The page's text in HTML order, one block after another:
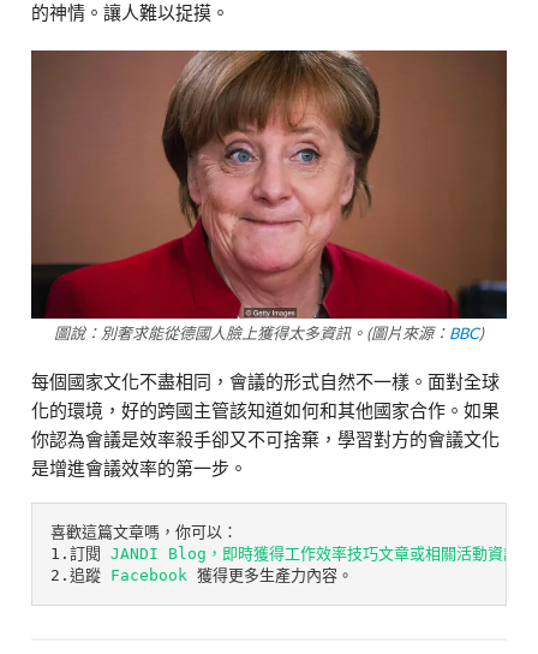
的神情。讓人難以捉摸。
圖說：別奢求能從德國人臉上獲得太多資訊。(圖片來源： BBC)
每個國家文化不盡相同，會議的形式自然不一樣。面對全球
化的環境，好的跨國主管該知道如何和其他國家合作。如果
你認為會議是效率殺手卻又不可捨棄，學習對方的會議文化
是增進會議效率的第一步。
喜歡這篇文章嗎，你可以：
1.訂閱 JANDI Blog ，即時獲得工作效率技巧文章或相關活動資訊。
2.追蹤 Facebook 獲得更多生產力內容。